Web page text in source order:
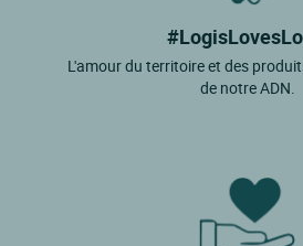
L'amour du territoire et des
de notre ADN.